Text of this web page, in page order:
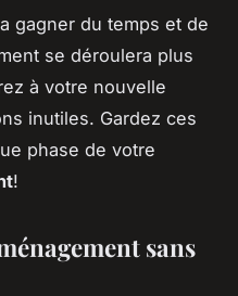
gagner du temps et de
se déroulera plus
à votre nouvelle
inutiles. Gardez ces
phase de votre
!
sans